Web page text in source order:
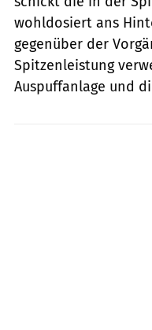
wohldosiert ans
gegenüber der
Spitzenleistung
Auspuffanlage und